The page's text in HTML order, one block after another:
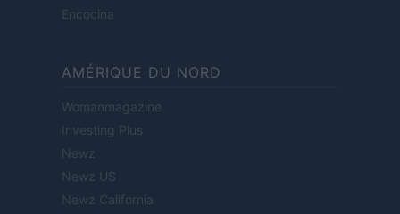
Encocina
AMÉRIQUE DU NORD
Womanmagazine
Investing Plus
Newz
Newz US
Newz California